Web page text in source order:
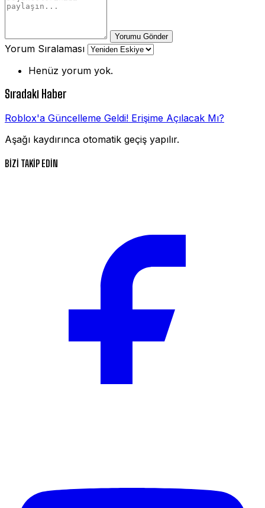
Yorumu Gönder
Yorum Sıralaması
Henüz yorum yok.
Sıradaki Haber
Roblox'a Güncelleme Geldi! Erişime Açılacak Mı?
Aşağı kaydırınca otomatik geçiş yapılır.
BİZİ TAKİP EDİN